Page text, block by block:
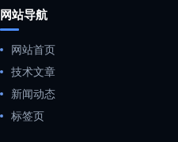
网站导航
网站首页
技术文章
新闻动态
标签页